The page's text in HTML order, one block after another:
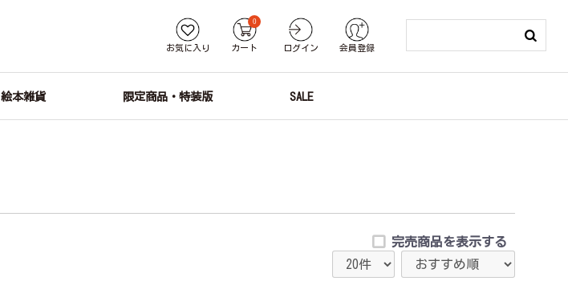
お気に入り カート
0
ログイン 会員登録
絵本雑貨 限定商品・特装版 SALE
完売商品を表示する